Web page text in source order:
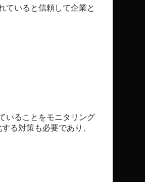
ていると信頼して企業と
いることをモニタリング
る対策も必要であり、